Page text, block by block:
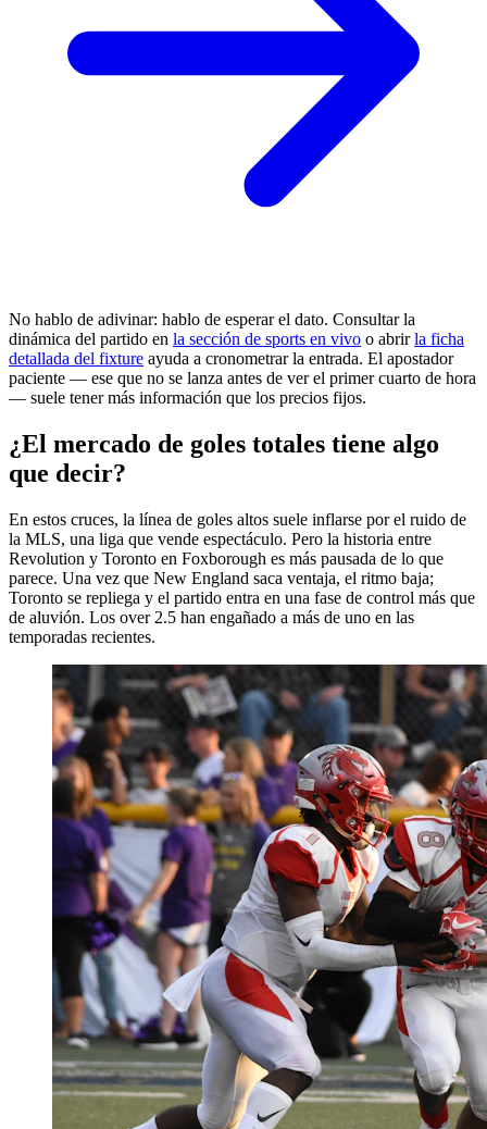
No hablo de adivinar: hablo de esperar el dato. Consultar la
dinámica del partido en la sección de sports en vivo o abrirla ficha
detallada del fixture ayuda a cronometrar la entrada. El apostador
paciente — ese que no se lanza antes de ver el primer cuarto de hora
— suele tener más información que los precios fijos.
¿El mercado de goles totales tiene algo
que decir?
En estos cruces, la línea de goles altos suele inflarse por el ruido de
la MLS, una liga que vende espectáculo. Pero la historia entre
Revolution y Toronto en Foxborough es más pausada de lo que
parece. Una vez que New England saca ventaja, el ritmo baja;
Toronto se repliega y el partido entra en una fase de control más que
de aluvión. Los over 2.5 han engañado a más de uno en las
temporadas recientes.